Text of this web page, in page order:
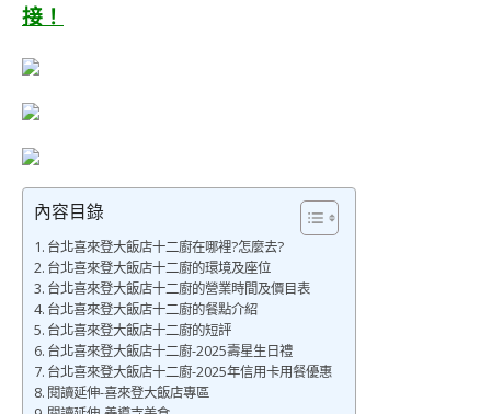
接！
內容目錄
台北喜來登大飯店十二廚在哪裡?怎麼去?
台北喜來登大飯店十二廚的環境及座位
台北喜來登大飯店十二廚的營業時間及價目表
台北喜來登大飯店十二廚的餐點介紹
台北喜來登大飯店十二廚的短評
台北喜來登大飯店十二廚-2025壽星生日禮
台北喜來登大飯店十二廚-2025年信用卡用餐優惠
閱讀延伸-喜來登大飯店專區